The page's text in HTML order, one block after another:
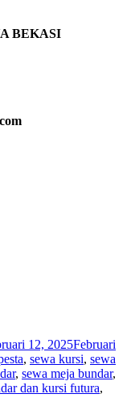
BEKASI
12, 2025Februari
, sewa kursi, sewa
, sewa meja bundar,
dan kursi futura,